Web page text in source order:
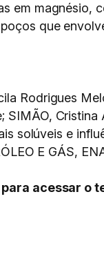
em
que
Rodrigues
SIMÃO,
solúveis e
E GÁS,
acessar o